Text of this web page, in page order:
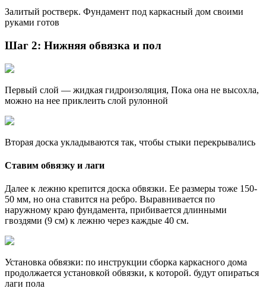
Залитый ростверк. Фундамент под каркасный дом своими
руками готов
Шаг 2: Нижняя обвязка и пол
Первый слой — жидкая гидроизоляция, Пока она не высохла,
можно на нее приклеить слой рулонной
Вторая доска укладываются так, чтобы стыки перекрывались
Ставим обвязку и лаги
Далее к лежню крепится доска обвязки. Ее размеры тоже 150-
50 мм, но она ставится на ребро. Выравнивается по
наружному краю фундамента, прибивается длинными
гвоздями (9 см) к лежню через каждые 40 см.
Установка обвязки: по инструкции сборка каркасного дома
продолжается установкой обвязки, к которой. будут опираться
лаги пола